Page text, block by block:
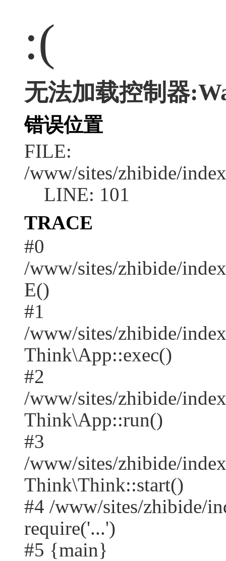
:(
无法加载控制器
错误位置
FILE:
/www/sites/zhibide/
LINE: 101
TRACE
#0
/www/sites/zhibide/
E()
#1
/www/sites/zhibide/
Think\App::exec()
#2
/www/sites/zhibide/
Think\App::run()
#3
/www/sites/zhibide/
Think\Think::start()
#4 /www/sites/zhibide/
require('...')
#5 {main}